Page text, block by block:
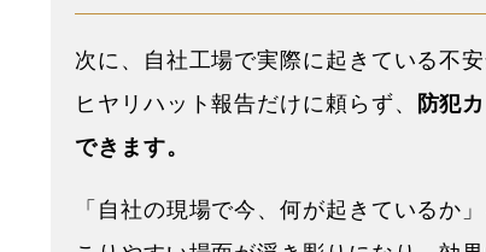
次に、自社工場で実際に起きている不
ヒヤリハット報告だけに頼らず、
防犯
できます。
「自社の現場で今、何が起きているか